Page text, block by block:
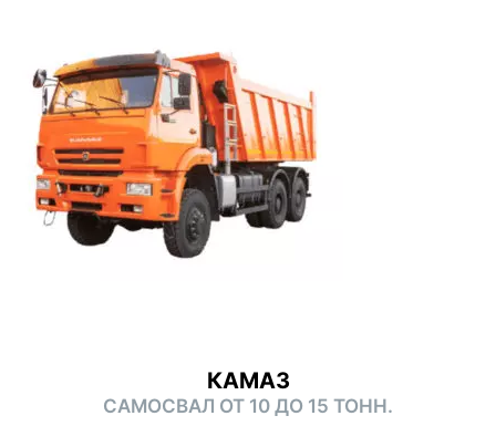
КАМАЗ
САМОСВАЛ ОТ 10 ДО 15 ТОНН.